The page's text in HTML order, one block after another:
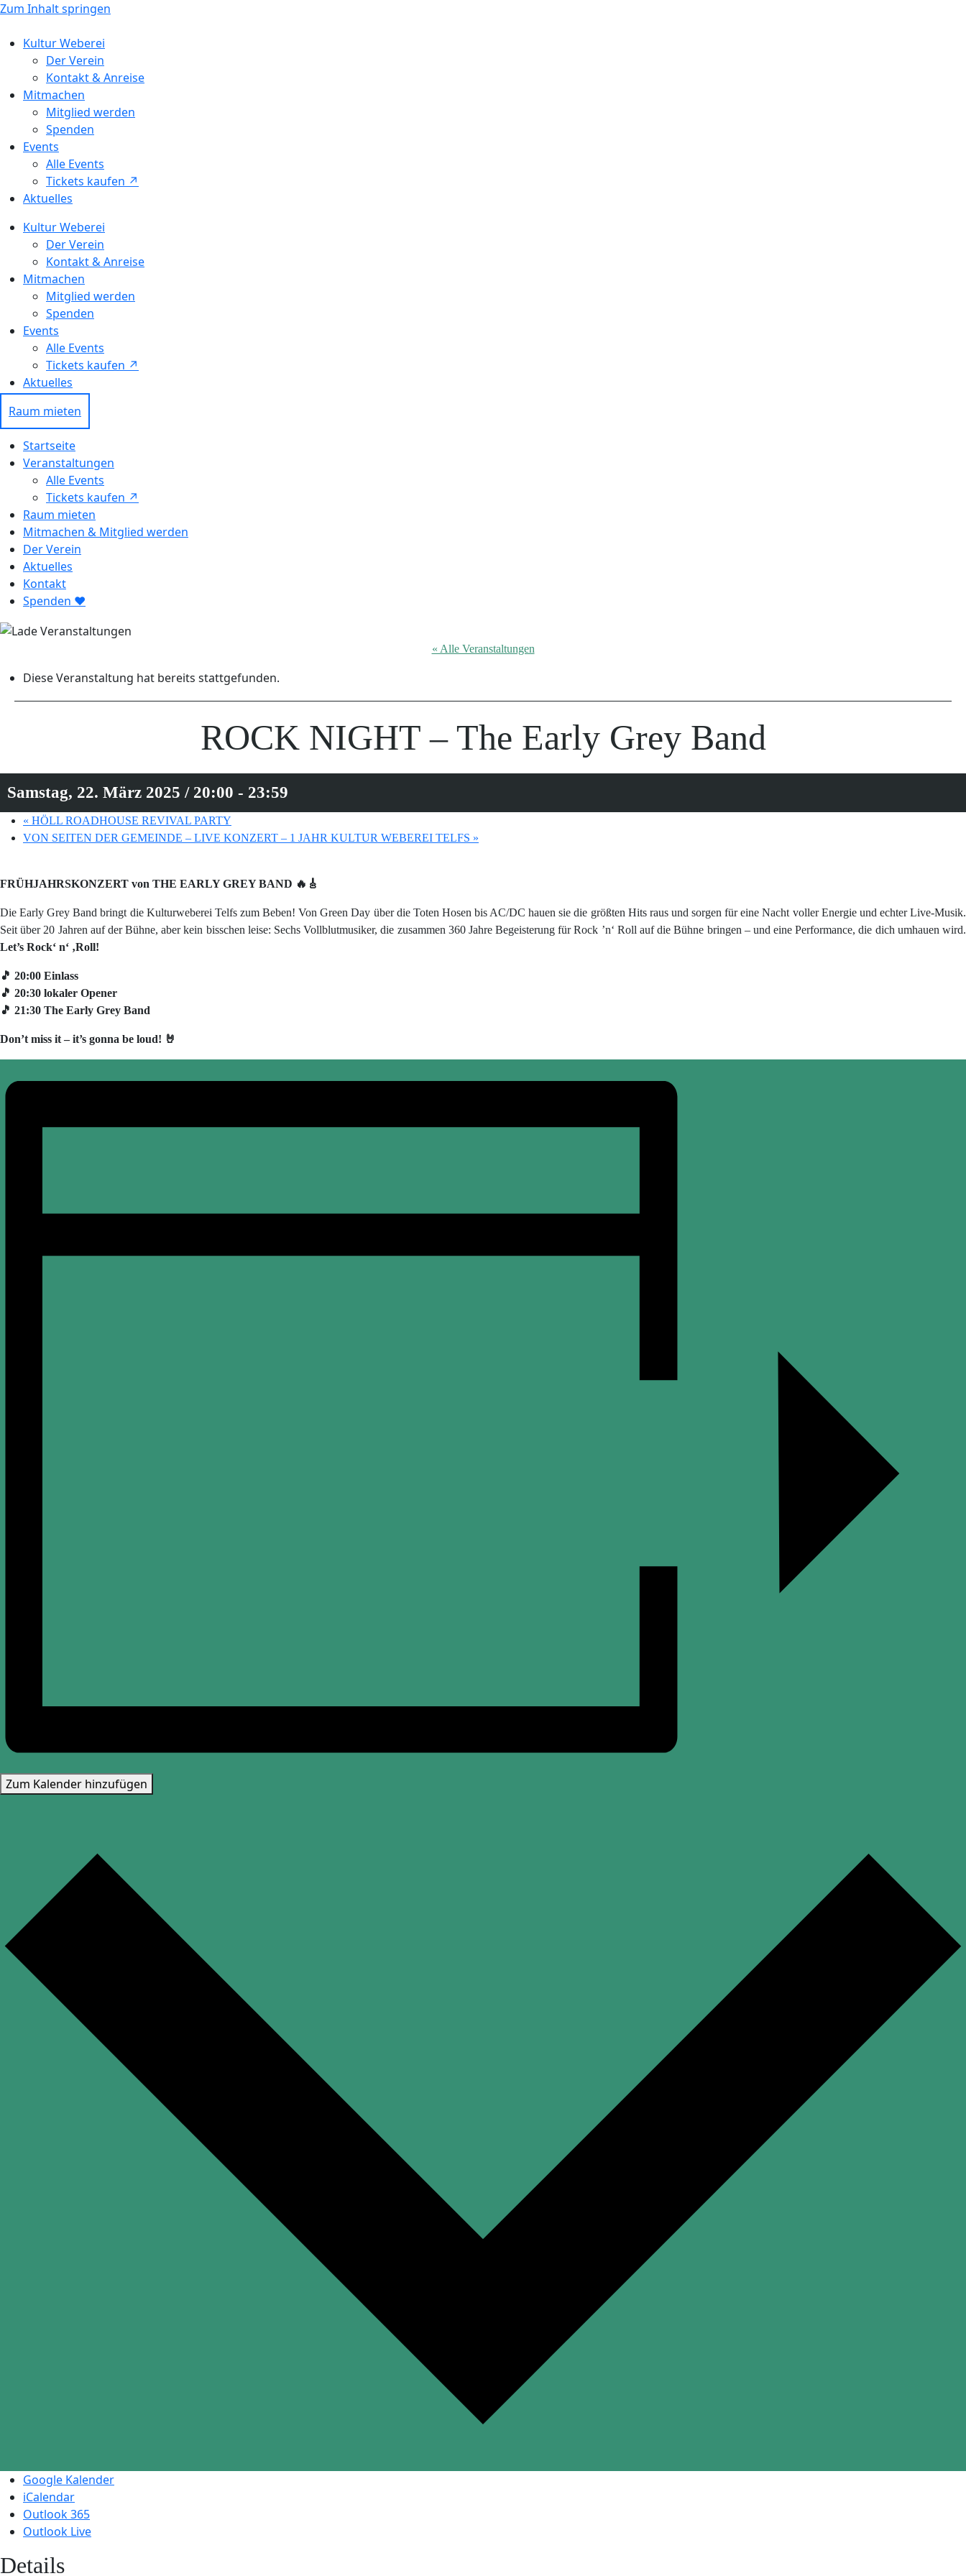
Zum Inhalt springen
Kultur Weberei
Der Verein
Kontakt & Anreise
Mitmachen
Mitglied werden
Spenden
Events
Alle Events
Tickets kaufen ↗ㅤ
Aktuelles
Kultur Weberei
Der Verein
Kontakt & Anreise
Mitmachen
Mitglied werden
Spenden
Events
Alle Events
Tickets kaufen ↗ㅤ
Aktuelles
Raum mieten
Startseite
Veranstaltungen
Alle Events
Tickets kaufen ↗
Raum mieten
Mitmachen & Mitglied werden
Der Verein
Aktuelles
Kontakt
Spenden ❤︎
« Alle Veranstaltungen
Diese Veranstaltung hat bereits stattgefunden.
ROCK NIGHT – The Early Grey Band
Samstag, 22. März 2025 / 20:00 - 23:59
« HÖLL ROADHOUSE REVIVAL PARTY
VON SEITEN DER GEMEINDE – LIVE KONZERT – 1 JAHR KULTUR WEBEREI TELFS »
FRÜHJAHRSKONZERT von THE EARLY GREY BAND 🔥🎸
Die Early Grey Band bringt die Kulturweberei Telfs zum Beben! Von Green Day über die Toten Hosen bis AC/DC hauen sie die größten Hits raus und sorgen für eine Nacht voller Energie und echter Live-Musik.
Seit über 20 Jahren auf der Bühne, aber kein bisschen leise: Sechs Vollblutmusiker, die zusammen 360 Jahre Begeisterung für Rock ’n‘ Roll auf die Bühne bringen – und eine Performance, die dich umhauen wird.
Let’s Rock‘ n‘ ‚Roll!
🎵 20:00 Einlass
🎵 20:30 lokaler Opener
🎵 21:30 The Early Grey Band
Don’t miss it – it’s gonna be loud! 🤘
Zum Kalender hinzufügen
Google Kalender
iCalendar
Outlook 365
Outlook Live
Details